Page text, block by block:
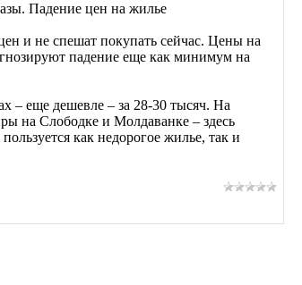
Падение цен на жилье
и не спешат покупать сейчас. Цены на
падение еще как минимум на
– еще дешевле – за 28-30 тысяч. На
на Слободке и Молдаванке – здесь
как недорогое жилье, так и